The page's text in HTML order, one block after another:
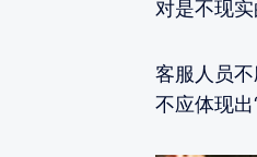
对是不现
客服人员
不应体现出